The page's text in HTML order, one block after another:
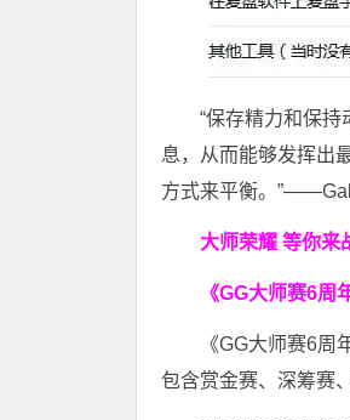
“保存精力和保
息，从而能够发挥出
方式来平衡。
大师荣耀 等你来
《GG大师赛6周
《GG大师赛6
包含赏金赛、深筹赛